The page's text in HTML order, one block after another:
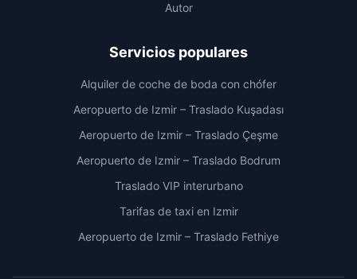
Autor
Servicios populares
Alquiler de coche de boda con chófer
Aeropuerto de Izmir – Traslado Kuşadası
Aeropuerto de Izmir – Traslado Çeşme
Aeropuerto de Izmir – Traslado Bodrum
Traslado VIP interurbano
Tarifas de taxi en Izmir
Aeropuerto de Izmir – Traslado Fethiye